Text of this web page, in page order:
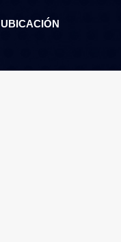
UBICACIÓN